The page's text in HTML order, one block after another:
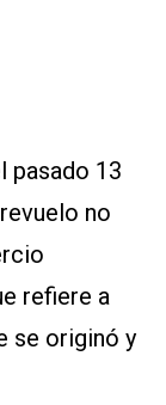
pasado 13
no
refiere a
se originó y